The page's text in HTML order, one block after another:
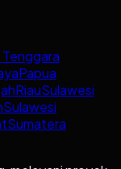
Tenggara
Papua
RiauSulawesi
Sulawesi
Sumatera